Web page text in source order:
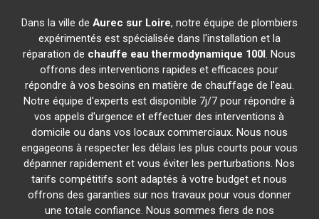
Dans la ville de Aurec sur Loire, notre équipe de plombiers
expérimentés est spécialisée dans l'installation et la
réparation de chauffe eau thermodynamique 100l. Nous
offrons des interventions rapides et efficaces pour
répondre à vos besoins en matière de chauffage de l'eau.
Notre équipe d'experts est disponible 7j/7 pour répondre à
vos appels d'urgence et effectuer des interventions à
domicile ou dans vos locaux commerciaux. Nous nous
engageons à respecter les délais les plus courts pour vous
dépanner rapidement et vous éviter les perturbations. Nos
tarifs compétitifs sont adaptés à votre budget et nous
offrons des garanties sur nos travaux pour vous donner
une totale confiance. Nous sommes fiers de nos